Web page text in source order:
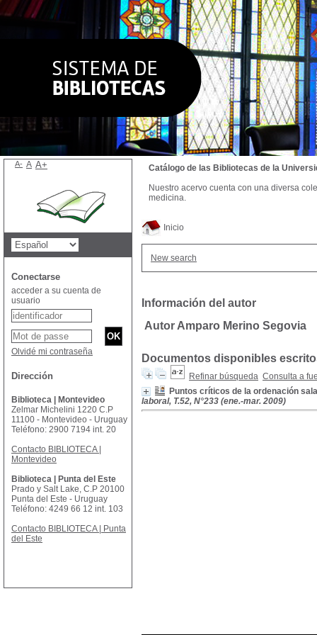
Inicio
New search
Información del autor
Autor Amparo Merino Segovia
Documentos disponibles
Refinar búsqueda Consulta a
Puntos críticos de la ordenación
laboral, T.52, N°233 (ene.-mar. 2009)
Catálogo de las Bibliotecas de la
Nuestro acervo cuenta con una diversa
medicina.
A- A A+
Conectarse
acceder a su cuenta de
usuario
Olvidé mi contraseña
Dirección
Biblioteca | Montevideo
Zelmar Michelini 1220 C.P
11100 - Montevideo - Uruguay
Teléfono: 2900 7194 int. 20
Contacto BIBLIOTECA |
Montevideo
Biblioteca | Punta del Este
Prado y Salt Lake, C.P 20100
Punta del Este - Uruguay
Teléfono: 4249 66 12 int. 103
Contacto BIBLIOTECA | Punta
del Este